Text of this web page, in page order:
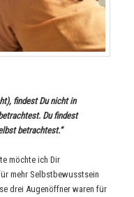
findest Du nicht in
Du findest
betrachtest.“
möchte ich Dir
mehr Selbstbewusstsein
drei Augenöffner waren für